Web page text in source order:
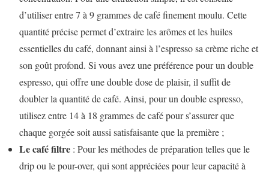
d’utiliser entre 7 à 9 grammes de café finement moulu. Cette
quantité précise permet d’extraire les arômes et les huiles
essentielles du café, donnant ainsi à l’espresso sa crème riche et
son goût profond. Si vous avez une préférence pour un double
espresso, qui offre une double dose de plaisir, il suffit de
doubler la quantité de café. Ainsi, pour un double espresso,
utilisez entre 14 à 18 grammes de café pour s’assurer que
chaque gorgée soit aussi satisfaisante que la première ;
Le café filtre : Pour les méthodes de préparation telles que le
drip ou le pour-over, qui sont appréciées pour leur capacité à